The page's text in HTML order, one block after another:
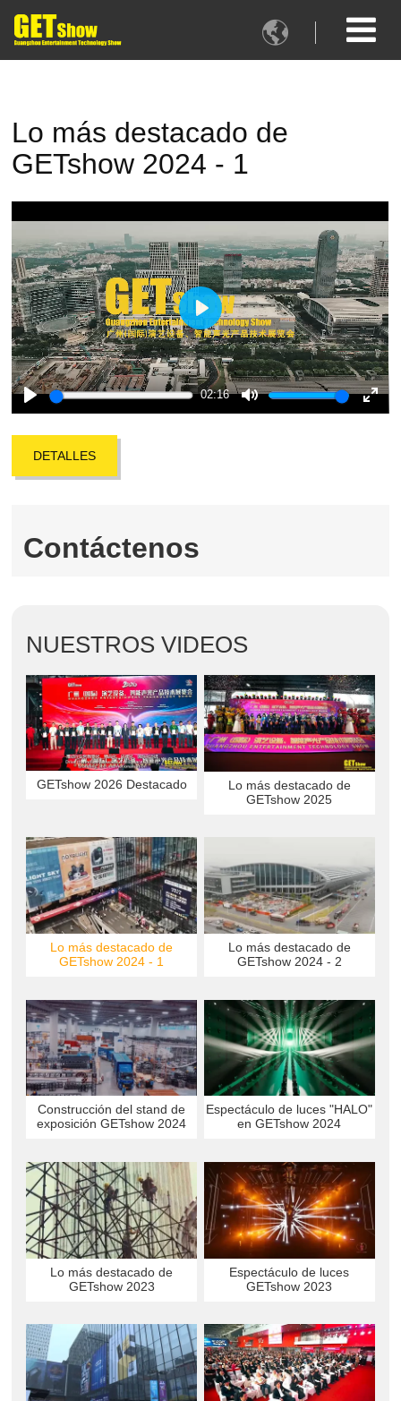

Lo más destacado de
GETshow 2024 - 1
Play
02:16
Mute
Play
DETALLES
Contáctenos
NUESTROS VIDEOS
GETshow 2026 Destacado
Lo más destacado de
GETshow 2025
Lo más destacado de
GETshow 2024 - 1
Lo más destacado de
GETshow 2024 - 2
Construcción del stand de
exposición GETshow 2024
Espectáculo de luces "HALO"
en GETshow 2024
Lo más destacado de
GETshow 2023
Espectáculo de luces
GETshow 2023